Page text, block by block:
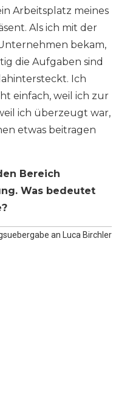
Arbeitsplatz meines
Als ich mit der
bekam,
die Aufgaben sind
Ich
einfach, weil ich zur
ich überzeugt war,
etwas beitragen
Bereich
Was bedeutet